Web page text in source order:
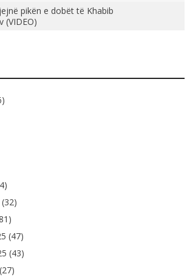
pikën e dobët të Khabib
(VIDEO)
(32)
(47)
(43)
(27)